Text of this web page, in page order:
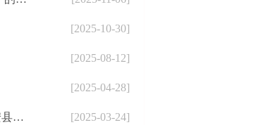
[2025-10-30]
[2025-08-12]
[2025-04-28]
示 [2025-03-24]